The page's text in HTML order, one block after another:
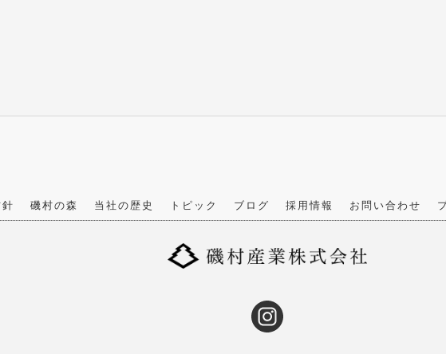
磯村の森 当社の歴史 トピック ブログ 採用情報 お問い合わせ